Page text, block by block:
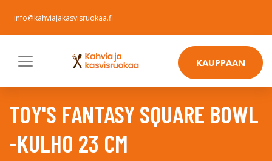
info@kahviajakasvisruokaa.fi
KAUPPAAN
TOY'S FANTASY SQUARE BOWL
-KULHO 23 CM